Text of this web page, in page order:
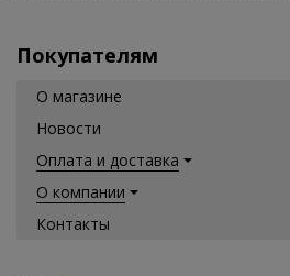
Покупателям
О магазине
Новости
Оплата и доставка
О компании
Контакты